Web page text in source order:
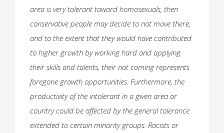
area is very tolerant toward homosexuals, then
conservative people may decide to not move there,
and to the extent that they would have contributed
to higher growth by working hard and applying
their skills and talents, their not coming represents
foregone growth opportunities. Furthermore, the
productivity of the intolerant in a given area or
country could be affected by the general tolerance
extended to certain minority groups. Racists or